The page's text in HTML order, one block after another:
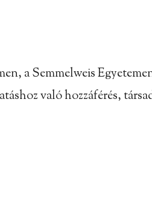
a Semmelweis
való hozzáférés,